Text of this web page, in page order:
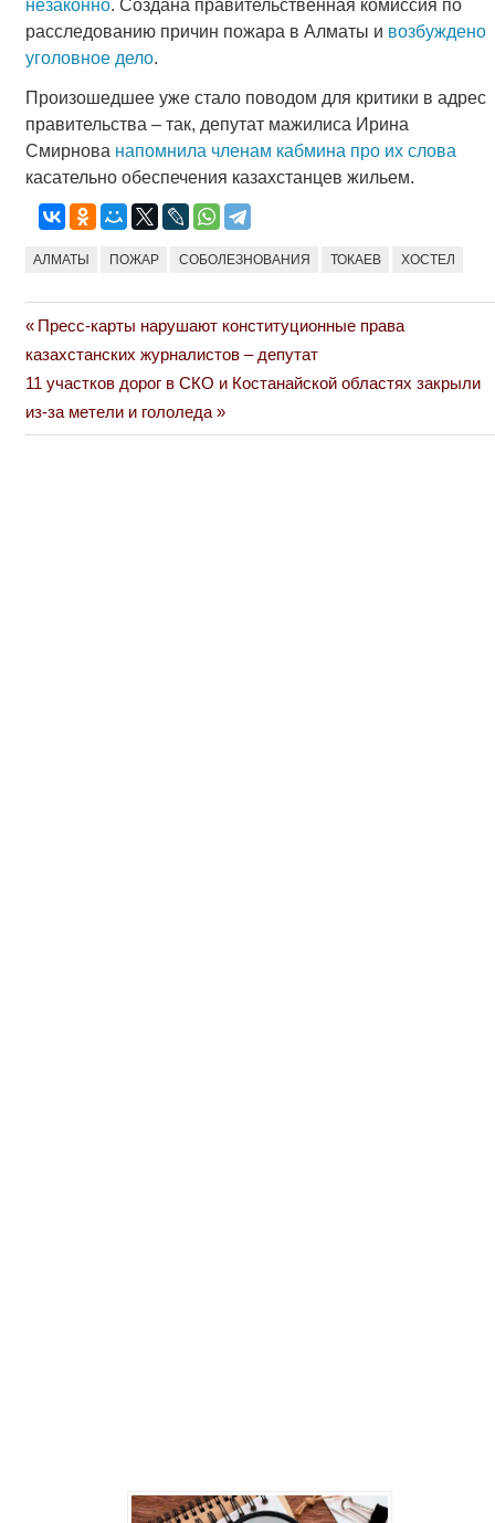
незаконно. Создана правительственная комиссия по
расследованию причин пожара в Алматы и возбуждено
уголовное дело.
Произошедшее уже стало поводом для критики в адрес
правительства – так, депутат мажилиса Ирина
Смирнова напомнила членам кабмина про их слова
касательно обеспечения казахстанцев жильем.
АЛМАТЫ ПОЖАР СОБОЛЕЗНОВАНИЯ ТОКАЕВ ХОСТЕЛ
Навигация
по
записям
Previous
Post:
Пресс-карты нарушают конституционные права
казахстанских журналистов – депутат
Next
Post:
11 участков дорог в СКО и Костанайской областях закрыли
из-за метели и гололеда